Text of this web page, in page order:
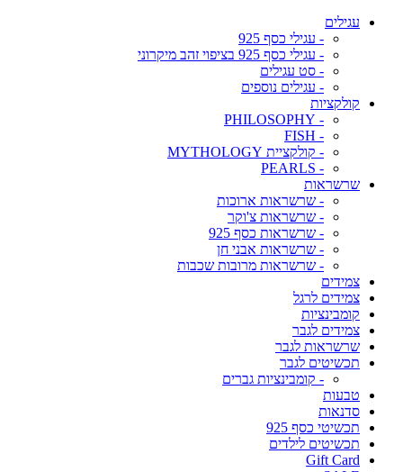
עגילים
- עגילי כסף 925
- עגילי כסף 925 בציפוי זהב מיקרוני
- סט עגילים
- עגילים נוספים
קולקציות
- PHILOSOPHY
- FISH
- קולקציית MYTHOLOGY
- PEARLS
שרשראות
- שרשראות ארוכות
- שרשראות צ'וקר
- שרשראות כסף 925
- שרשראות אבני חן
- שרשראות מרובות שכבות
צמידים
צמידים לרגל
קומבינציות
צמידים לגבר
שרשראות לגבר
תכשיטים לגבר
- קומבינציות גברים
טבעות
סדנאות
תכשיטי כסף 925
תכשיטים לילדים
Gift Card